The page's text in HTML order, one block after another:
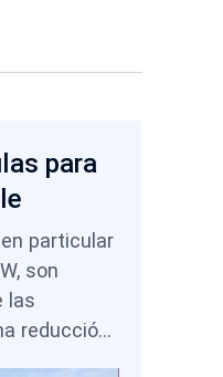
para
particular
son
las
reducción